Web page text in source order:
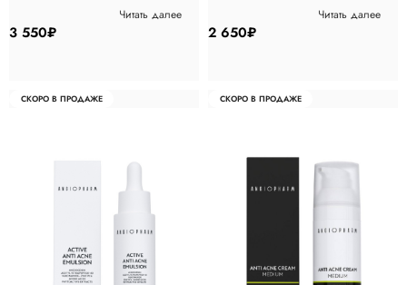
3 550₽
Читать далее
2 650₽
Читать далее
СКОРО В ПРОДАЖЕ СКОРО В ПРОДАЖЕ